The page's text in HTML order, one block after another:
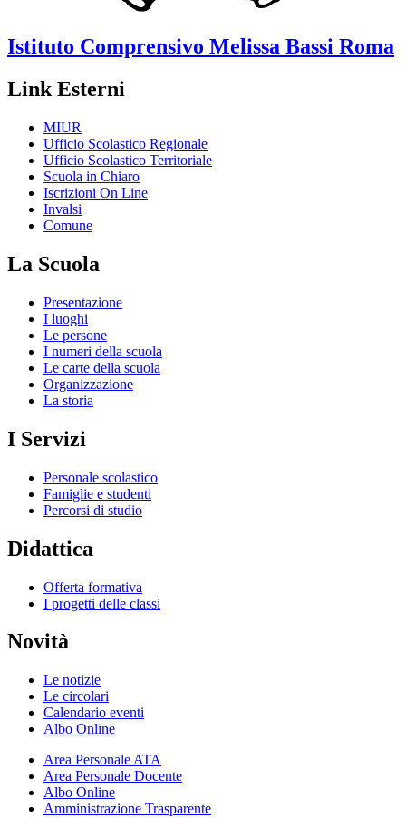
Istituto Comprensivo Melissa Bassi Roma
Link Esterni
MIUR
Ufficio Scolastico Regionale
Ufficio Scolastico Territoriale
Scuola in Chiaro
Iscrizioni On Line
Invalsi
Comune
La Scuola
Presentazione
I luoghi
Le persone
I numeri della scuola
Le carte della scuola
Organizzazione
La storia
I Servizi
Personale scolastico
Famiglie e studenti
Percorsi di studio
Didattica
Offerta formativa
I progetti delle classi
Novità
Le notizie
Le circolari
Calendario eventi
Albo Online
Area Personale ATA
Area Personale Docente
Albo Online
Amministrazione Trasparente